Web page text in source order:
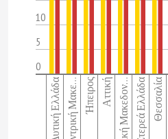
10
5
0
Δυτική ΕλλάδαΚεντρική Μακε…Ήπειρος Αττική Δυτική Μακεδον…Στερεά ΕλλάδαΘεσσαλία